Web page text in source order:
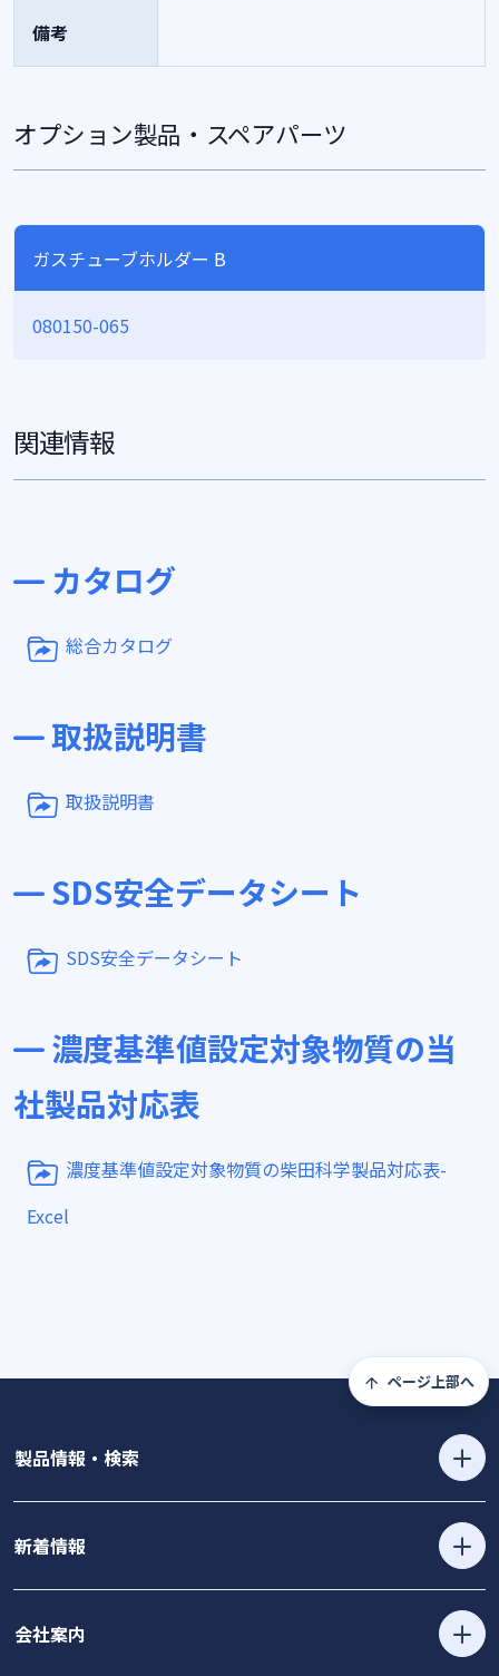
備考
オプション製品・スペアパーツ
ガスチューブホルダー B
080150-065
関連情報
カタログ
総合カタログ
取扱説明書
取扱説明書
SDS安全データシート
SDS安全データシート
濃度基準値設定対象物質の当
社製品対応表
濃度基準値設定対象物質の柴田科学製品対応表-
Excel
ページ上部へ
製品情報・検索
新着情報
会社案内